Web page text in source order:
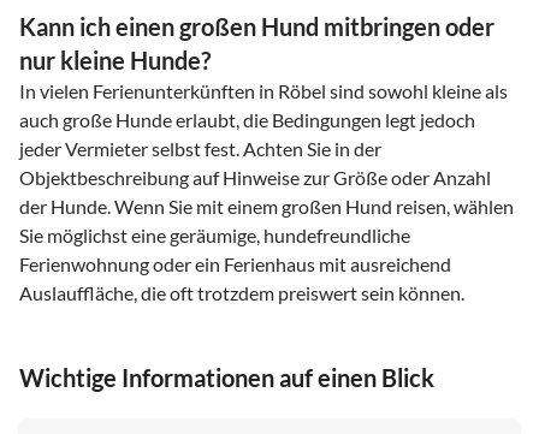
Kann ich einen großen Hund mitbringen oder
nur kleine Hunde?
In vielen Ferienunterkünften in Röbel sind sowohl kleine als
auch große Hunde erlaubt, die Bedingungen legt jedoch
jeder Vermieter selbst fest. Achten Sie in der
Objektbeschreibung auf Hinweise zur Größe oder Anzahl
der Hunde. Wenn Sie mit einem großen Hund reisen, wählen
Sie möglichst eine geräumige, hundefreundliche
Ferienwohnung oder ein Ferienhaus mit ausreichend
Auslauffläche, die oft trotzdem preiswert sein können.
Wichtige Informationen auf einen Blick